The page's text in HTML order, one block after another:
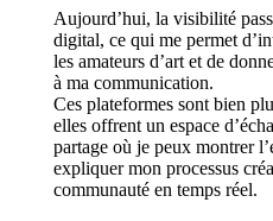
Aujourd’hui, la visibilité
digital, ce qui me permet
les amateurs d’art et de
à ma communication.
Ces plateformes sont bien
elles offrent un espace
partage où je peux montrer
expliquer mon processus
communauté en temps réel.